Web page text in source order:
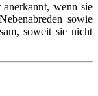
wenn sie
sowie
soweit sie nicht